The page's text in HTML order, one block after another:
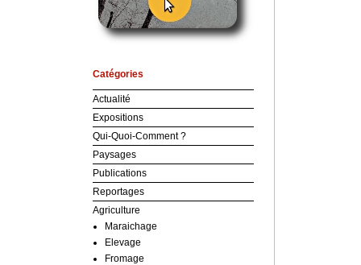
Catégories
Actualité
Expositions
Qui-Quoi-Comment ?
Paysages
Publications
Reportages
Agriculture
Maraichage
Elevage
Fromage